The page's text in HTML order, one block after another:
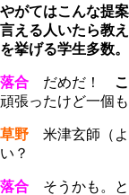
やがてはこんな提
言える人いたら教
を挙げる学生多数
落合 だめだ！
頑張ったけど一個
草野 米津玄師（よ
い？
落合 そうかも。と